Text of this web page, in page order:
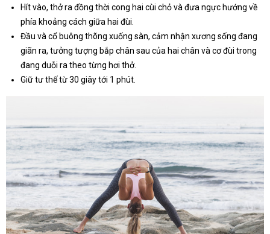
Hít vào, thở ra đồng thời cong hai cùi chỏ và đưa ngực hướng về
phía khoảng cách giữa hai đùi.
Đầu và cổ buông thõng xuống sàn, cảm nhận xương sống đang
giãn ra, tưởng tượng bắp chân sau của hai chân và cơ đùi trong
đang duỗi ra theo từng hơi thở.
Giữ tư thế từ 30 giây tới 1 phút.